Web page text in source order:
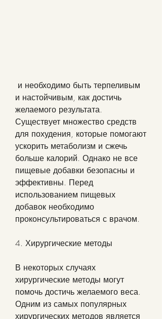
и настойчивым, как достичь
желаемого результата.
Существует множество средств
для похудения, которые помогают
ускорить метаболизм и сжечь
больше калорий. Однако не все
пищевые добавки безопасны и
эффективны. Перед
использованием пищевых
добавок необходимо
проконсультироваться с врачом.
4. Хирургические методы
В некоторых случаях
хирургические методы могут
помочь достичь желаемого веса.
Одним из самых популярных
хирургических методов является